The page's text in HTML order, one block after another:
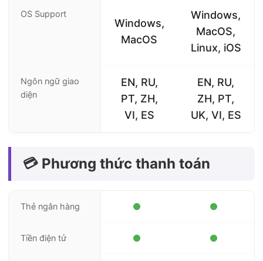
OS Support
Windows,
MacOS
Windows,
MacOS,
Linux, iOS
Ngôn ngữ giao
diện
EN, RU,
PT, ZH,
VI, ES
EN, RU,
ZH, PT,
UK, VI, ES
💳 Phương thức thanh toán
Thẻ ngân hàng
Tiền điện tử